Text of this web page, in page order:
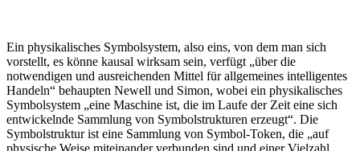
Ein physikalisches Symbolsystem, also eins, von dem man sich
vorstellt, es könne kausal wirksam sein, verfügt „über die
notwendigen und ausreichenden Mittel für allgemeines intelligentes
Handeln“ behaupten Newell und Simon, wobei ein physikalisches
Symbolsystem „eine Maschine ist, die im Laufe der Zeit eine sich
entwickelnde Sammlung von Symbolstrukturen erzeugt“. Die
Symbolstruktur ist eine Sammlung von Symbol-Token, die „auf
physische Weise miteinander verbunden sind und einer Vielzahl